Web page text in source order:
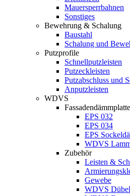
Mauersperrbahnen
Sonstiges
Bewehrung & Schalung
Baustahl
Schalung und
Putzprofile
Schnellputzleisten
Putzeckleisten
Putzabschluss und
Anputzleisten
WDVS
EPS 032
EPS 034
EPS
WDVS
Zubehör
Leisten &
Gewebe
WDVS Dübel